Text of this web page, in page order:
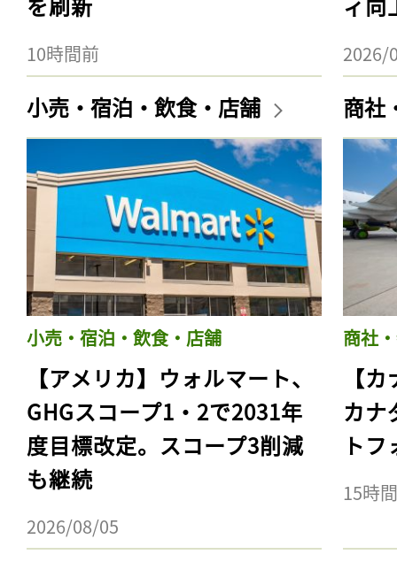
10時間前 2026/
小売・宿泊・飲食・店舗
小売・宿泊・飲食・店舗
【アメリカ】ウォルマート、
GHGスコープ1・2で2031年
度目標改定。スコープ3削減
も継続
2026/08/05
商社
商社
【
カナ
ト
15時